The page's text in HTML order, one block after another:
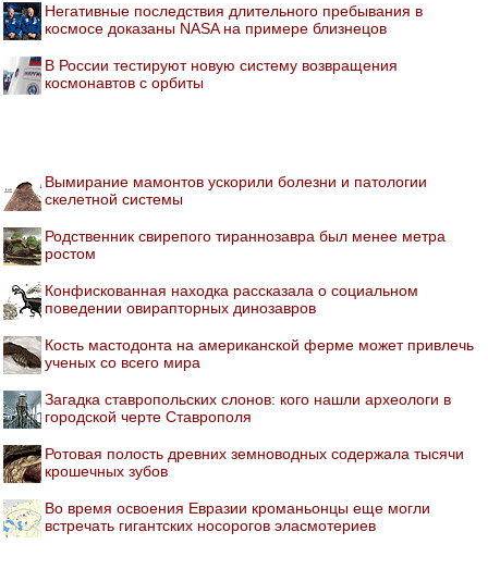
Негативные последствия длительного пребывания в
космосе доказаны NASA на примере близнецов
В России тестируют новую систему возвращения
космонавтов с орбиты
Вымирание мамонтов ускорили болезни и патологии
скелетной системы
Родственник свирепого тираннозавра был менее метра
ростом
Конфискованная находка рассказала о социальном
поведении овирапторных динозавров
Кость мастодонта на американской ферме может привлечь
ученых со всего мира
Загадка ставропольских слонов: кого нашли археологи в
городской черте Ставрополя
Ротовая полость древних земноводных содержала тысячи
крошечных зубов
Во время освоения Евразии кроманьонцы еще могли
встречать гигантских носорогов эласмотериев